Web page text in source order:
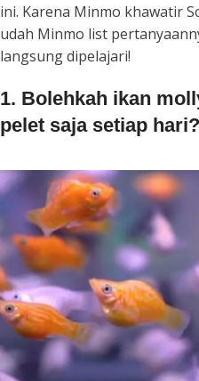
ini. Karena Minmo khawatir
udah Minmo list
langsung dipelajari!
1. Bolehkah ikan
pelet saja setiap hari?